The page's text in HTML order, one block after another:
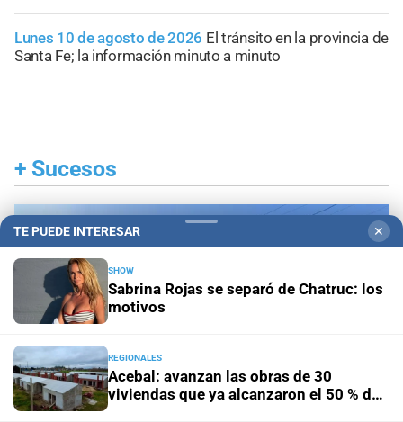
Lunes 10 de agosto de 2026 El tránsito en la provincia de
Santa Fe; la información minuto a minuto
+ Sucesos
TE PUEDE INTERESAR ✕
SHOW
Sabrina Rojas se separó de Chatruc: los
motivos
REGIONALES
Acebal: avanzan las obras de 30
viviendas que ya alcanzaron el 50 % de